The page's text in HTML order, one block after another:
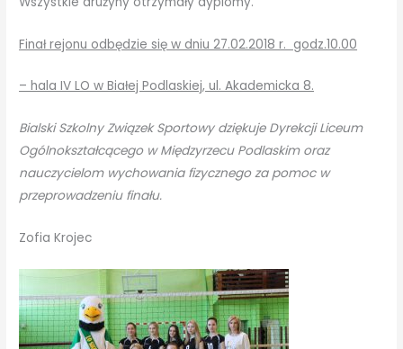
Finał rejonu odbędzie się w dniu 27.02.2018 r. godz.10.00
– hala IV LO w Białej Podlaskiej, ul. Akademicka 8.
Bialski Szkolny Związek Sportowy dziękuje Dyrekcji Liceum
Ogólnokształcącegow Międzyrzecu Podlaskim oraz
nauczycielom wychowania fizycznego za pomoc w
przeprowadzeniu finału.
Zofia Krojec